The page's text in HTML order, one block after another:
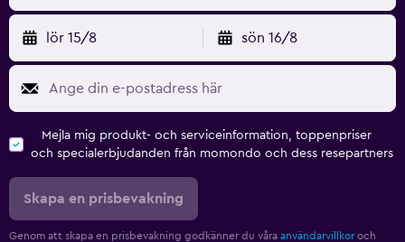
lör 15/8 sön 16/8
Mejla mig produkt- och serviceinformation, toppenpriser
och specialerbjudanden från momondo och dess resepartners
Skapa en prisbevakning
Genom att skapa en prisbevakning godkänner du våra användarvillkor och